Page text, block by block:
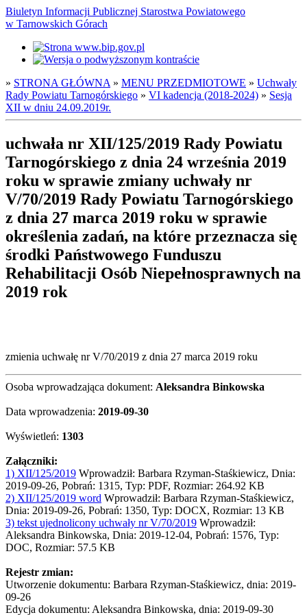
Biuletyn Informacji Publicznej Starostwa Powiatowego
w Tarnowskich Górach
» STRONA GŁÓWNA » MENU PRZEDMIOTOWE » Uchwały
Rady Powiatu Tarnogórskiego » VI kadencja (2018-2024) » Sesja
XII w dniu 24.09.2019r.
uchwała nr XII/125/2019 Rady Powiatu
Tarnogórskiego z dnia 24 września 2019
roku w sprawie zmiany uchwały nr
V/70/2019 Rady Powiatu Tarnogórskiego
z dnia 27 marca 2019 roku w sprawie
określenia zadań, na które przeznacza się
środki Państwowego Funduszu
Rehabilitacji Osób Niepełnosprawnych na
2019 rok
zmienia uchwałę nr V/70/2019 z dnia 27 marca 2019 roku
Osoba wprowadzająca dokument: Aleksandra Binkowska
Data wprowadzenia: 2019-09-30
Wyświetleń: 1303
Załączniki:
1) XII/125/2019 Wprowadził: Barbara Rzyman-Staśkiewicz, Dnia:
2019-09-26, Pobrań: 1315, Typ: PDF, Rozmiar: 264.92 KB
2) XII/125/2019 word Wprowadził: Barbara Rzyman-Staśkiewicz,
Dnia: 2019-09-26, Pobrań: 1350, Typ: DOCX, Rozmiar: 13 KB
3) tekst ujednolicony uchwały nr V/70/2019 Wprowadził:
Aleksandra Binkowska, Dnia: 2019-12-04, Pobrań: 1576, Typ:
DOC, Rozmiar: 57.5 KB
Rejestr zmian:
Utworzenie dokumentu: Barbara Rzyman-Staśkiewicz, dnia: 2019-
09-26
Edycja dokumentu: Aleksandra Binkowska, dnia: 2019-09-30